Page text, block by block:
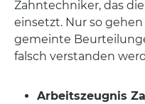
Zahntechniker, das
einsetzt. Nur so gehen
gemeinte
falsch verstanden
Arbeitszeugnis